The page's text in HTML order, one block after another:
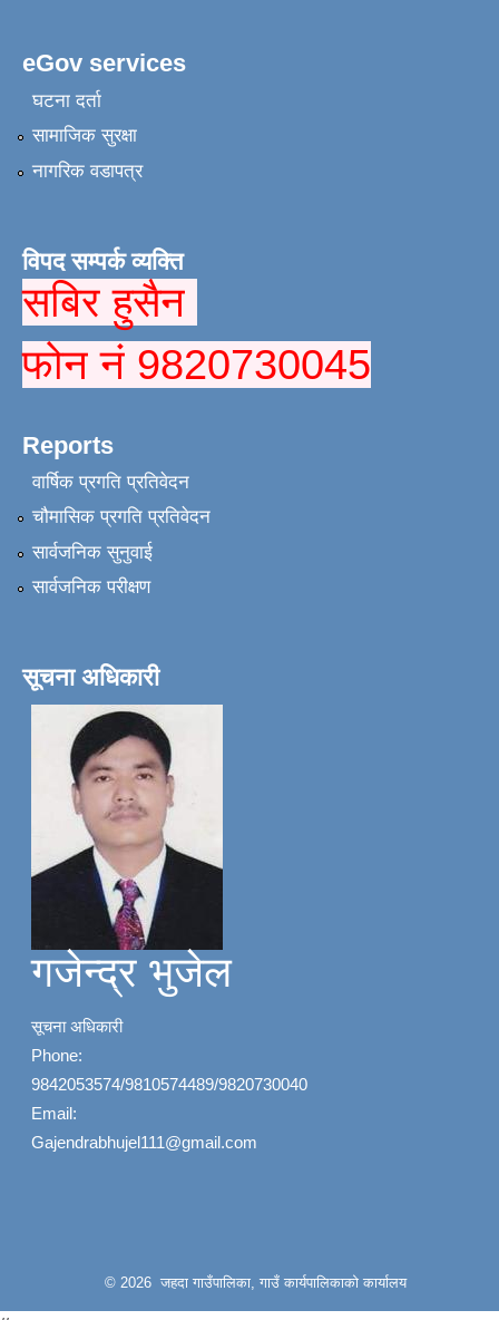
eGov services
घटना दर्ता
सामाजिक सुरक्षा
नागरिक वडापत्र
विपद सम्पर्क व्यक्ति
सबिर हुसैन
फोन नं 9820730045
Reports
वार्षिक प्रगति प्रतिवेदन
चौमासिक प्रगति प्रतिवेदन
सार्वजनिक सुनुवाई
सार्वजनिक परीक्षण
सूचना अधिकारी
गजेन्द्र भुजेल
सूचना अधिकारी
Phone:
9842053574/9810574489/9820730040
Email:
Gajendrabhujel111@gmail.com
© 2026 जहदा गाउँपालिका, गाउँ कार्यपालिकाको कार्यालय